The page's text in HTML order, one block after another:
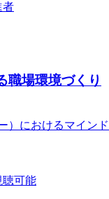
者
職場環境づくり
）におけるマインド
聴可能